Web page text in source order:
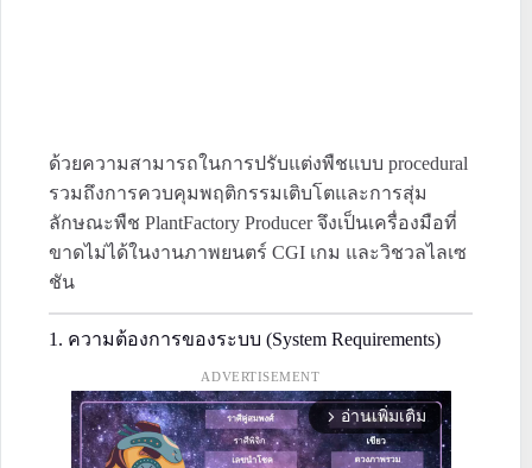
ด้วยความสามารถในการปรับแต่งพืชแบบ procedural
รวมถึงการควบคุมพฤติกรรมเติบโตและการสุ่ม
ลักษณะพืช PlantFactory Producer จึงเป็นเครื่องมือที่
ขาดไม่ได้ในงานภาพยนตร์ CGI เกม และวิชวลไลเซ
ชัน
1. ความต้องการของระบบ (System Requirements)
ADVERTISEMENT
arrow_forward_ios อ่านเพิ่มเติม